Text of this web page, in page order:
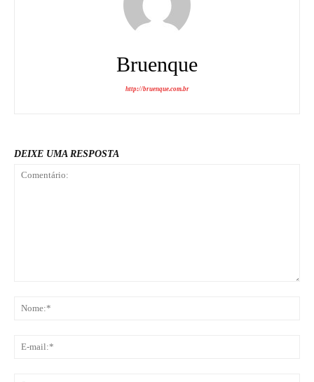
Bruenque
http://bruenque.com.br
DEIXE UMA RESPOSTA